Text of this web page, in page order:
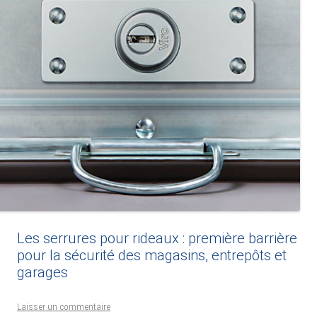
Les serrures pour rideaux : première barrière
pour la sécurité des magasins, entrepôts et
garages
Laisser un commentaire